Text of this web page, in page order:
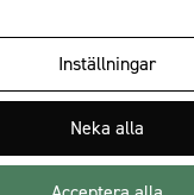
Johan Banérs väg 5,
Inställningar
Neka alla
Dessa
inte